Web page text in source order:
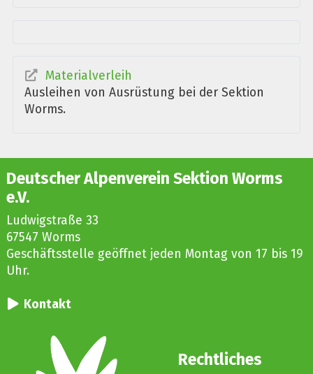
Materialverleih
Ausleihen von Ausrüstung bei der Sektion
Worms.
Deutscher Alpenverein Sektion Worms
e.V.
Ludwigstraße 33
67547 Worms
Geschäftsstelle geöffnet jeden Montag von 17 bis 19
Uhr.
Kontakt
Rechtliches